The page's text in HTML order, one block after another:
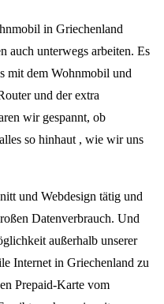
in Griechenland
auch unterwegs arbeiten. Es
mit dem Wohnmobil und
und der extra
wir gespannt, ob
so hinhaut , wie wir uns
und Webdesign tätig und
Datenverbrauch. Und
außerhalb unserer
Internet in Griechenland zu
Prepaid-Karte vom